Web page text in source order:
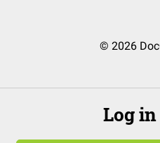
© 2026
Log in